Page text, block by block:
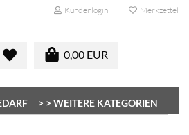
Kundenlogin Merkzettel
0,00 EUR
> > WEITERE KATEGORIEN